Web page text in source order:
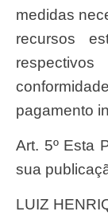
medidas
recursos
pagamento
Art. 5º Esta Portaria entra em vigor na data de
sua
LUIZ